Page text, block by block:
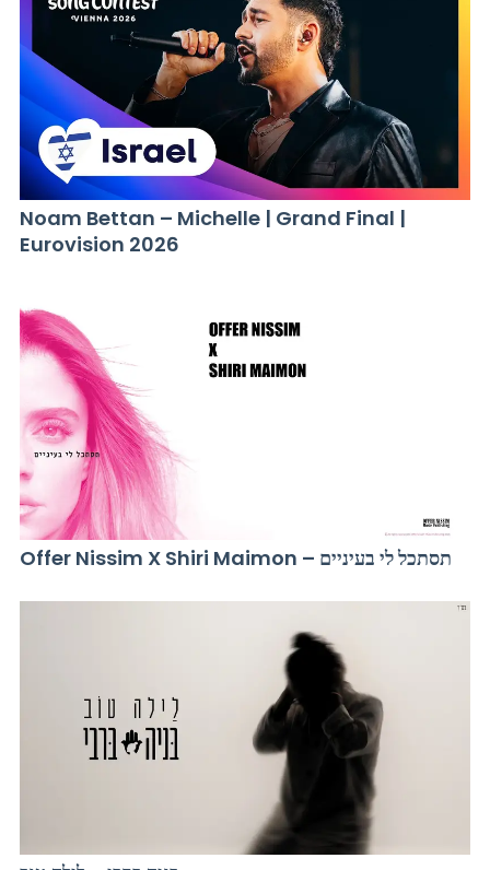
Noam Bettan – Michelle | Grand Final |
Eurovision 2026
Offer Nissim X Shiri Maimon – תסתכל לי בעיניים